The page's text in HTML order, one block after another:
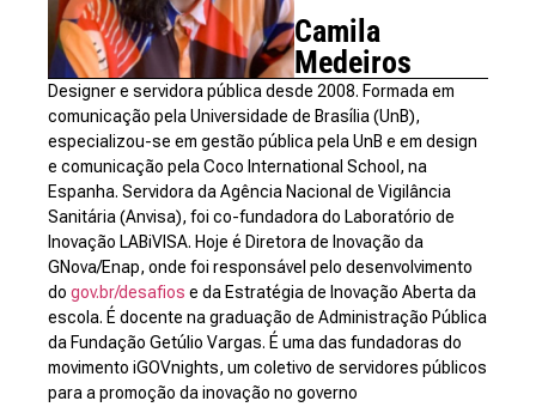
Camila
Medeiros
Designer e servidora pública desde 2008. Formada em
comunicação pela Universidade de Brasília (UnB),
especializou-se em gestão pública pela UnB e em design
e comunicação pela Coco International School, na
Espanha. Servidora da Agência Nacional de Vigilância
Sanitária (Anvisa), foi co-fundadora do Laboratório de
Inovação LABiVISA. Hoje é Diretora de Inovação da
GNova/Enap, onde foi responsável pelo desenvolvimento
do gov.br/desafios e da Estratégia de Inovação Aberta da
escola. É docente na graduação de Administração Pública
da Fundação Getúlio Vargas. É uma das fundadoras do
movimento iGOVnights, um coletivo de servidores públicos
para a promoção da inovação no governo